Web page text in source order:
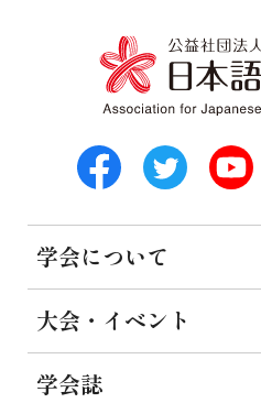
学会について
大会・イベント
学会誌